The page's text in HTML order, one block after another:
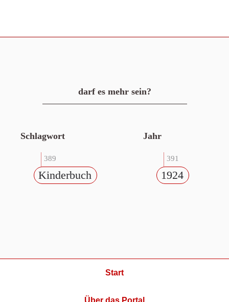
darf es mehr sein?
Schlagwort
389
Kinderbuch
Jahr
391
1924
Start
Über das Portal